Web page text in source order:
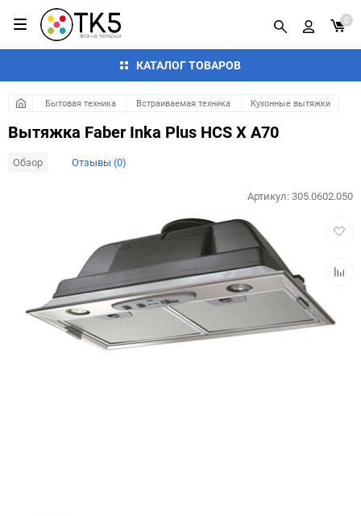
КАТАЛОГ ТОВАРОВ
0
Бытовая техника Встраиваемая техника Кухонные вытяжки
Вытяжка Faber Inka Plus HCS X A70
Обзор Отзывы (0)
Артикул:305.0602.050